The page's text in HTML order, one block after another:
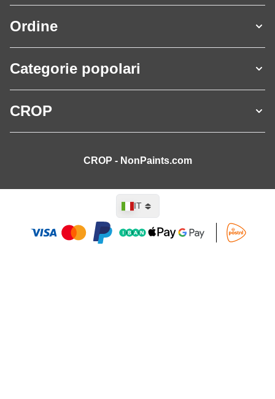
Ordine
Categorie popolari
CROP
CROP - NonPaints.com
Lingua
IT